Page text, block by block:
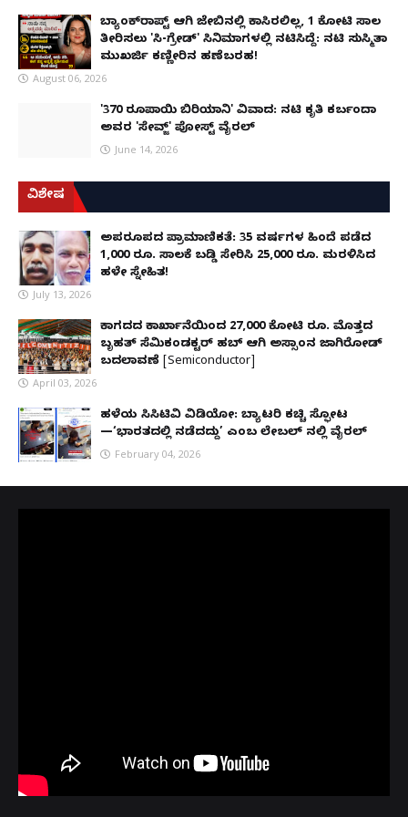
ಬ್ಯಾಂಕ್‌ರಾಪ್ಟ್‌ ಆಗಿ ಜೇಬಿನಲ್ಲಿ ಕಾಸಿರಲಿಲ್ಲ, ₹1 ಕೋಟಿ ಸಾಲ
ತೀರಿಸಲು 'ಸಿ-ಗ್ರೇಡ್' ಸಿನಿಮಾಗಳಲ್ಲಿ ನಟಿಸಿದ್ದೆ: ನಟಿ ಸುಸ್ಮಿತಾ
ಮುಖರ್ಜಿ ಕಣ್ಣೀರಿನ ಹಣೆಬರಹ!
August 06, 2026
'370 ರೂಪಾಯಿ ಬಿರಿಯಾನಿ' ವಿವಾದ: ನಟಿ ಕೃತಿ ಕರ್ಬಂದಾ
ಅವರ 'ಸೇವ್ಜ್' ಪೋಸ್ಟ್ ವೈರಲ್
June 14, 2026
ವಿಶೇಷ
ಅಪರೂಪದ ಪ್ರಾಮಾಣಿಕತೆ: 35 ವರ್ಷಗಳ ಹಿಂದೆ ಪಡೆದ
1,000 ರೂ. ಸಾಲಕ್ಕೆ ಬಡ್ಡಿ ಸೇರಿಸಿ 25,000 ರೂ. ಮರಳಿಸಿದ
ಹಳೇ ಸ್ನೇಹಿತ!
July 13, 2026
ಕಾಗದದ ಕಾರ್ಖಾನೆಯಿಂದ 27,000 ಕೋಟಿ ರೂ. ಮೊತ್ತದ
ಬೃಹತ್ ಸೆಮಿಕಂಡಕ್ಟರ್ ಹಬ್ ಆಗಿ ಅಸ್ಸಾಂನ ಜಾಗಿರೋಡ್
ಬದಲಾವಣೆ [Semiconductor]
April 03, 2026
ಹಳೆಯ ಸಿಸಿಟಿವಿ ವಿಡಿಯೋ: ಬ್ಯಾಟರಿ ಕಚ್ಚಿ ಸ್ಫೋಟ
—‘ಭಾರತದಲ್ಲಿ ನಡೆದದ್ದು’ ಎಂಬ ಲೇಬಲ್ ನಲ್ಲಿ ವೈರಲ್
February 04, 2026